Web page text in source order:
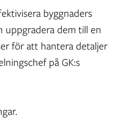
byggnaders
uppgradera dem till en
för att hantera detaljer
på GK:s